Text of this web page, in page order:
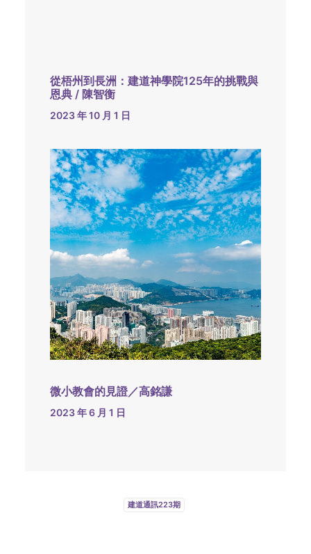
從梧州到長洲：建道神學院125年的挑戰與
恩典 / 陳智衡
2023 年 10 月 1 日
微小教會的見證／高銘謙
2023 年 6 月 1 日
建道通訊223期